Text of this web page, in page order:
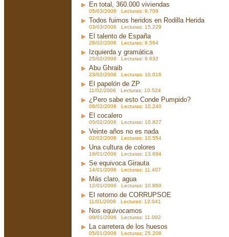
En total, 360.000 viviendas
05/03/2006 Lecturas: 9.708
Todos fuimos heridos en Rodilla Herida
03/03/2006 Lecturas: 15.229
El talento de España
28/02/2006 Lecturas: 9.564
Izquierda y gramática
25/02/2006 Lecturas: 9.632
Abu Ghraib
23/02/2006 Lecturas: 10.016
El papelón de ZP
11/02/2006 Lecturas: 10.524
¿Pero sabe esto Conde Pumpido?
08/02/2006 Lecturas: 10.240
El cocalero
05/02/2006 Lecturas: 10.827
Veinte años no es nada
02/02/2006 Lecturas: 10.554
Una cultura de colores
18/01/2006 Lecturas: 13.694
Se equivoca Girauta
14/01/2006 Lecturas: 11.407
Más claro, agua
12/01/2006 Lecturas: 10.860
El retorno de CORRUPSOE
11/01/2006 Lecturas: 12.041
Nos equivocamos
09/01/2006 Lecturas: 11.002
La carretera de los huesos
05/01/2006 Lecturas: 25.208